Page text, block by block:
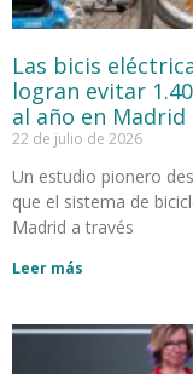
Las bicis
logran evitar
al año en Madrid
22 de julio de 2026
Un estudio pionero
que el sistema de
Madrid a través
Leer más